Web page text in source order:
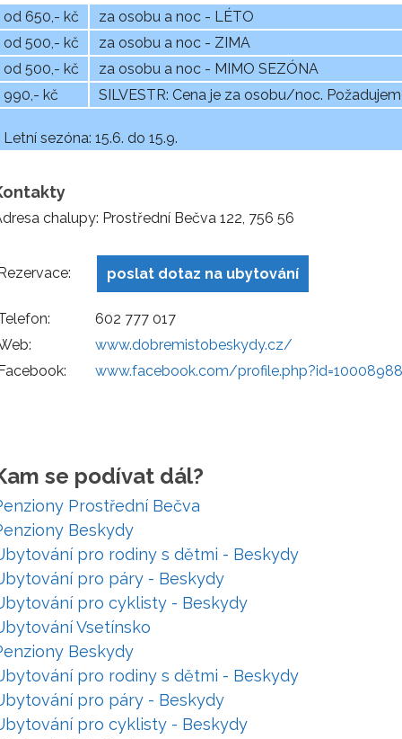
od 650,- kč
za osobu a noc - LÉTO
od 500,- kč
za osobu a noc - ZIMA
od 500,- kč
za osobu a noc - MIMO SEZÓNA
990,- kč
SILVESTR: Cena je za osobu/noc.
Letní sezóna: 15.6. do 15.9.
chalupy: Prostřední Bečva 122, 756 56
poslat dotaz na ubytování
602 777 017
www.dobremistobeskydy.cz/
www.facebook.com/
se podívat dál?
Prostřední Bečva
Beskydy
pro rodiny s dětmi - Beskydy
pro páry - Beskydy
pro cyklisty - Beskydy
Vsetínsko
Beskydy
pro rodiny s dětmi - Beskydy
pro páry - Beskydy
pro cyklisty - Beskydy